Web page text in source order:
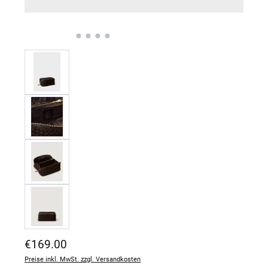
Regulärer Preis:
€169.00
Preise inkl. MwSt. zzgl. Versandkosten